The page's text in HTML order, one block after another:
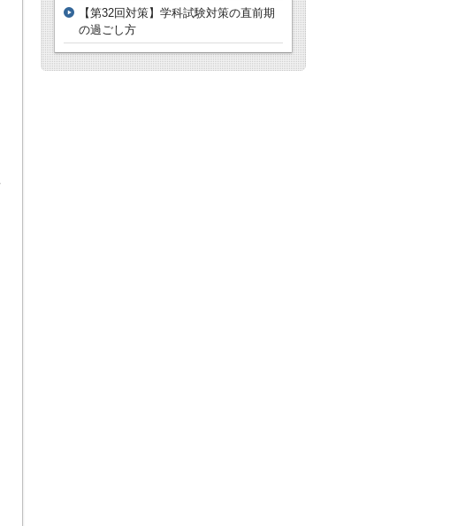
【第32回対策】学科試験対策の直前期
の過ごし方